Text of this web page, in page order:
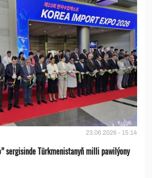
23.06.2026 - 15:14
sergisinde Türkmenistanyň milli pawilýony